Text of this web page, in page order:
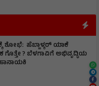
ಶೋಭೆ: ಹೆಬ್ಬಾಳ್ಕರ್ ಯಾಕೆ
ಗೊತ್ತೇ ? ಬೆಳಗಾವಿಗೆ ಅಭಿವೃದ್ಧಿಯ